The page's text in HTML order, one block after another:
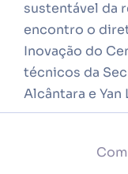
sustentável da
encontro o
Inovação do
técnicos da
Alcântara e Yan